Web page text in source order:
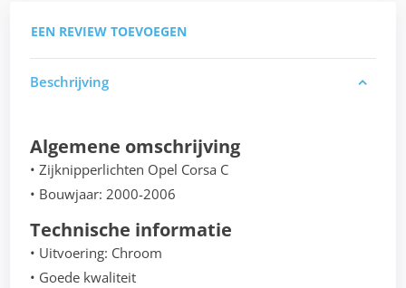
EEN REVIEW TOEVOEGEN
Beschrijving
Algemene omschrijving
• Zijknipperlichten Opel Corsa C
• Bouwjaar: 2000-2006
Technische informatie
• Uitvoering: Chroom
• Goede kwaliteit